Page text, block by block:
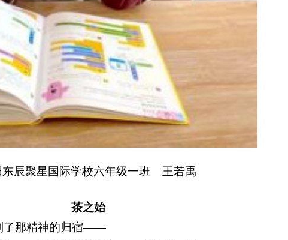
辰聚星国际学校六年级一班 王若禹
茶之始
那精神的归宿——